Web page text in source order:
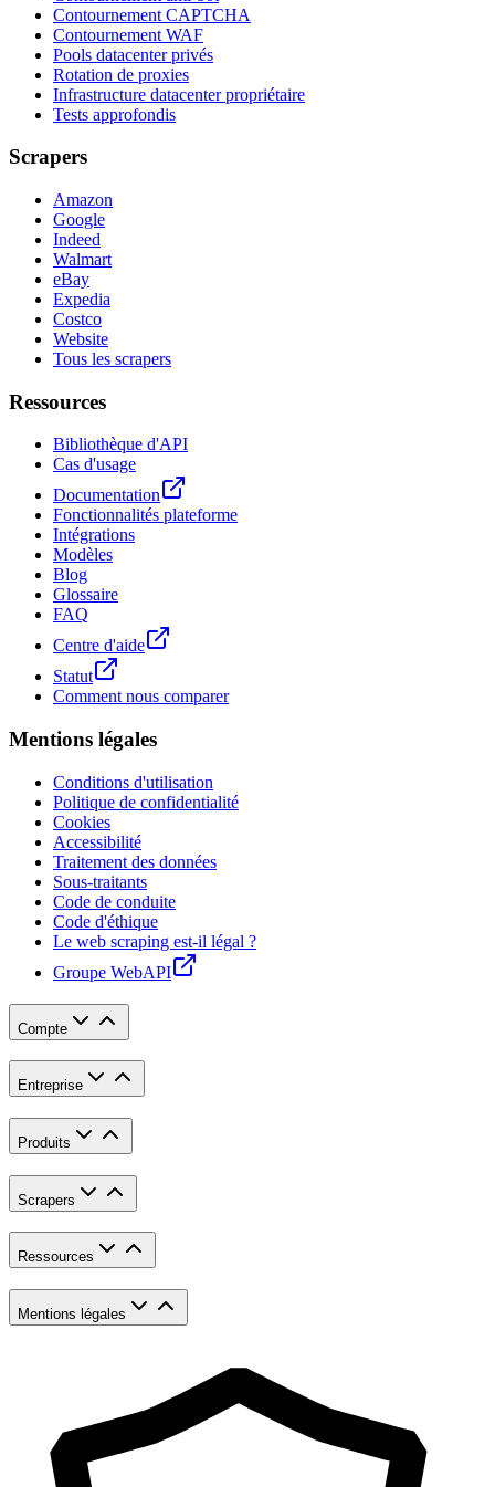
Contournement CAPTCHA
Contournement WAF
Pools datacenter privés
Rotation de proxies
Infrastructure datacenter propriétaire
Tests approfondis
Scrapers
Amazon
Google
Indeed
Walmart
eBay
Expedia
Costco
Website
Tous les scrapers
Ressources
Bibliothèque d'API
Cas d'usage
Documentation
Fonctionnalités plateforme
Intégrations
Modèles
Blog
Glossaire
FAQ
Centre d'aide
Statut
Comment nous comparer
Mentions légales
Conditions d'utilisation
Politique de confidentialité
Cookies
Accessibilité
Traitement des données
Sous-traitants
Code de conduite
Code d'éthique
Le web scraping est-il légal ?
Groupe WebAPI
Compte
Entreprise
Produits
Scrapers
Ressources
Mentions légales